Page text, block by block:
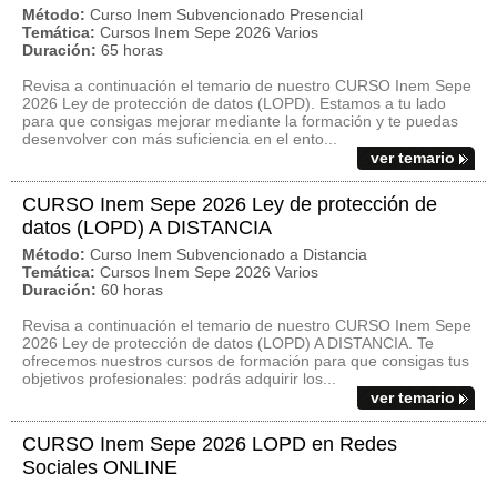
Método: Curso Inem Subvencionado Presencial
Temática: Cursos Inem Sepe 2026 Varios
Duración: 65 horas
Revisa a continuación el temario de nuestro CURSO Inem Sepe
2026 Ley de protección de datos (LOPD). Estamos a tu lado
para que consigas mejorar mediante la formación y te puedas
desenvolver con más suficiencia en el ento...
ver temario
CURSO Inem Sepe 2026 Ley de protección de
datos (LOPD) A DISTANCIA
Método: Curso Inem Subvencionado a Distancia
Temática: Cursos Inem Sepe 2026 Varios
Duración: 60 horas
Revisa a continuación el temario de nuestro CURSO Inem Sepe
2026 Ley de protección de datos (LOPD) A DISTANCIA. Te
ofrecemos nuestros cursos de formación para que consigas tus
objetivos profesionales: podrás adquirir los...
ver temario
CURSO Inem Sepe 2026 LOPD en Redes
Sociales ONLINE